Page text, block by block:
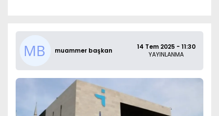
muammer başkan
14 Tem 2025 - 11:30
YAYINLANMA